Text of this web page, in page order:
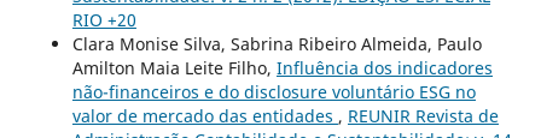
RIO +20
Clara Monise Silva, Sabrina Ribeiro Almeida, Paulo
Amilton Maia Leite Filho, Influência dos indicadores
não-financeiros e do disclosure voluntário ESG no
valor de mercado das entidades , REUNIR Revista de